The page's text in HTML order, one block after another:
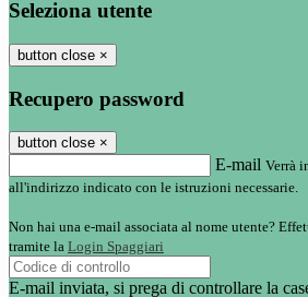
Seleziona utente
button close ×
Recupero password
button close ×
E-mail Verrà
all'indirizzo indicato con le istruzioni necessarie.
Non hai una e-mail associata al nome utente?
tramite la Login Spaggiari
E-mail inviata, si prega di controllare la